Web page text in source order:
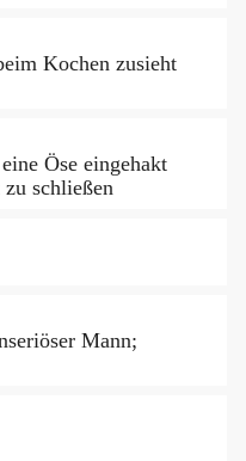
Kochen zusieht
Öse eingehakt
schließen
Mann;